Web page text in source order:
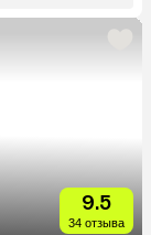
9.5
34 отзыва